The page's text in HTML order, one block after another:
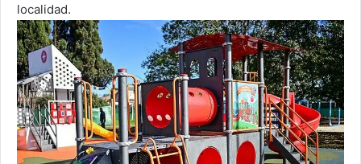
localidad.